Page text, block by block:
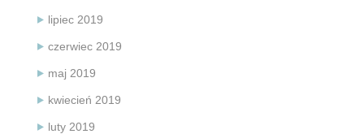
lipiec 2019
czerwiec 2019
maj 2019
kwiecień 2019
luty 2019